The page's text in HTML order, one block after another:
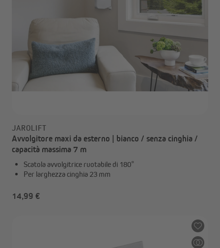
JAROLIFT
Avvolgitore maxi da esterno | bianco / senza cinghia /
capacità massima 7 m
Scatola avvolgitrice ruotabile di 180°
Per larghezza cinghia 23 mm
14,99 €